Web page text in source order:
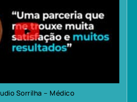
Sorrilha – Médico